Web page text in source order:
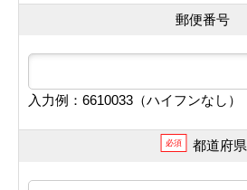
郵便番号
入力例：6610033（ハイフンなし）
必須 都道府県